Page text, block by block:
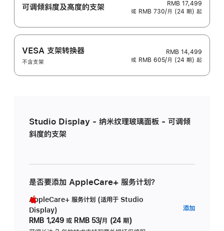
可调倾斜度及高‍度的支‍架
RMB 17,499
或 RMB 730/月 (24 期) 起
VESA 支架转换器
不含支架
RMB 14,499
或 RMB 605/月 (24 期) 起
Studio Display - 纳米纹理玻璃面板 - 可调倾
斜度的支架
是否要添加 AppleCare+ 服务计划？
AppleCare+ 服务计划 (适用于 Studio
Display)
RMB 1,249 或 RMB 53/月 (24 期)
添加